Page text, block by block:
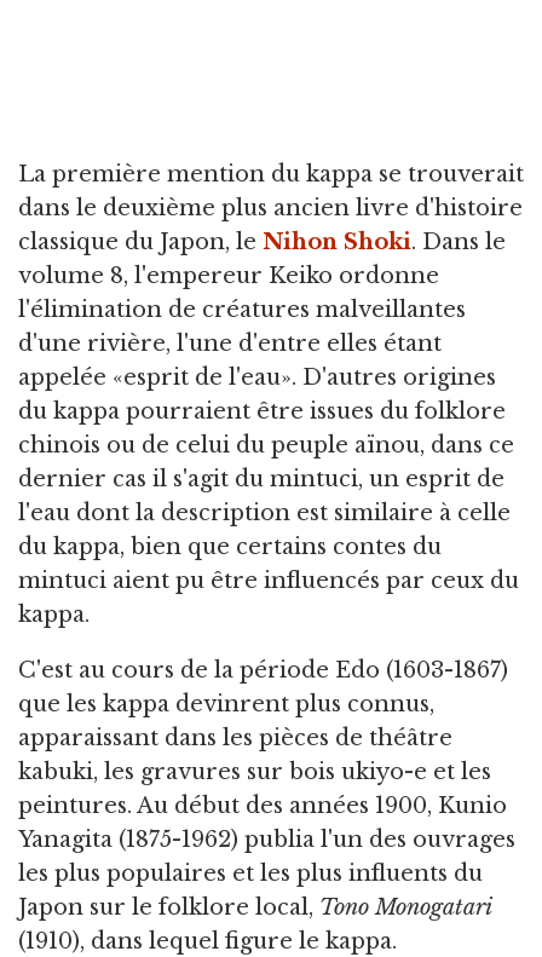
La première mention du kappa se trouverait
dans le deuxième plus ancien livre d'histoire
classique du Japon, le Nihon Shoki. Dans le
volume 8, l'empereur Keiko ordonne
l'élimination de créatures malveillantes
d'une rivière, l'une d'entre elles étant
appelée «esprit de l'eau». D'autres origines
du kappa pourraient être issues du folklore
chinois ou de celui du peuple aïnou, dans ce
dernier cas il s'agit du mintuci, un esprit de
l'eau dont la description est similaire à celle
du kappa, bien que certains contes du
mintuci aient pu être influencés par ceux du
kappa.
C'est au cours de la période Edo (1603-1867)
que les kappa devinrent plus connus,
apparaissant dans les pièces de théâtre
kabuki, les gravures sur bois ukiyo-e et les
peintures. Au début des années 1900, Kunio
Yanagita (1875-1962) publia l'un des ouvrages
les plus populaires et les plus influents du
Japon sur le folklore local, Tono Monogatari
(1910), dans lequel figure le kappa.